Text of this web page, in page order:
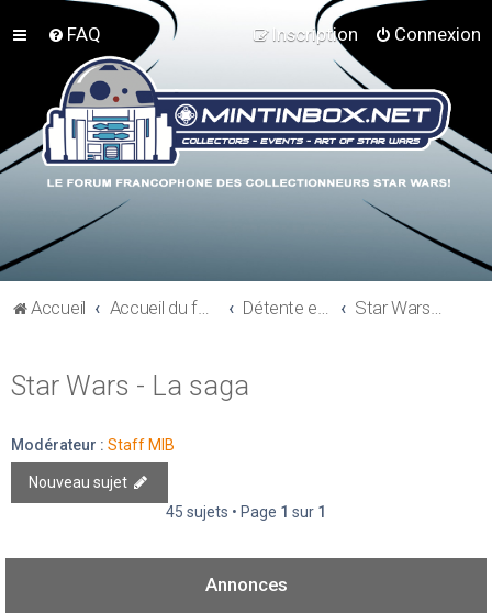
FAQ Connexion
Inscription
Accueil Accueil du forum Détente et communauté Mint In Box Star Wars - La saga
Star Wars - La saga
Modérateur : Staff MIB
Nouveau sujet
45 sujets • Page 1 sur 1
Annonces